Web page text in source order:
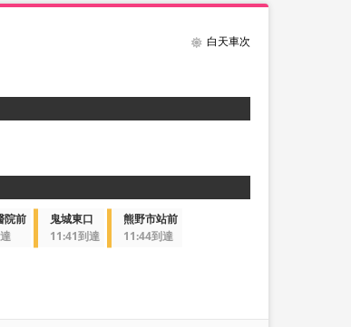
白天車次
院前
鬼城東口
11:41到達
熊野市站前
11:44到達